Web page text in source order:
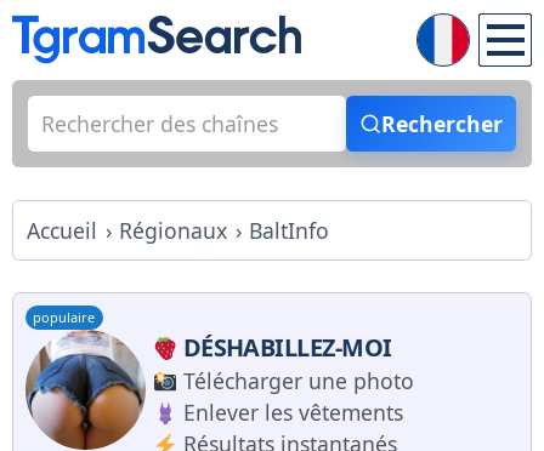
Rechercher
Accueil Régionaux BaltInfo
populaire
DÉSHABILLEZ-MOI
Télécharger une photo
Enlever les vêtements
Résultats instantanés